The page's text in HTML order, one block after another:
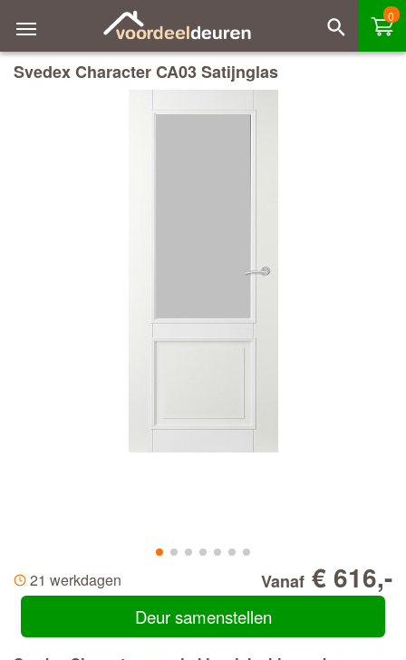
0
Svedex Character CA03 Satijnglas
21 werkdagen Vanaf € 616,-
Deur samenstellen